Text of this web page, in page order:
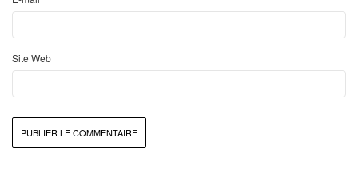
Site Web